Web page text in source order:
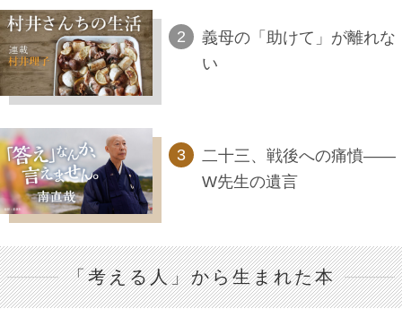
義母の「助けて」が離れな
い
二十三、戦後への痛憤――
W先生の遺言
「考える人」から生まれた本